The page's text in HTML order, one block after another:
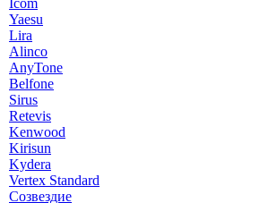
Icom
Yaesu
Lira
Alinco
AnyTone
Belfone
Sirus
Retevis
Kenwood
Kirisun
Kydera
Vertex Standard
Созвездие